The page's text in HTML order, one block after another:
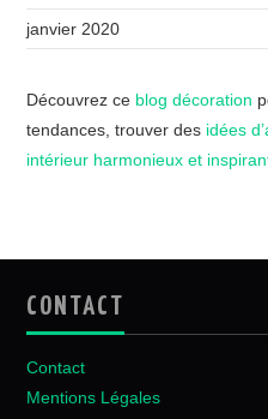
janvier 2020
Découvrez ce blog décoration
tendances, trouver des idées
intérieur harmonieux et
CONTACT
Contact
Mentions Légales